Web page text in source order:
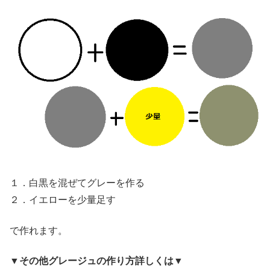
１．白黒を混ぜてグレーを作る
２．イエローを少量足す
で作れます。
▼その他グレージュの作り方詳しくは▼